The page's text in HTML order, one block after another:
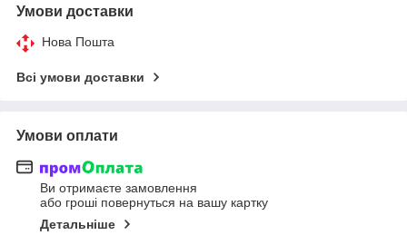
Умови доставки
Нова Пошта
Всі умови доставки
Умови оплати
Ви отримаєте замовлення
або гроші повернуться на вашу картку
Детальніше